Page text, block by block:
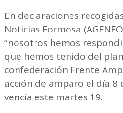
En declaraciones
Noticias Formosa
“nosotros hemos
que hemos tenido del
confederación Frente
acción de amparo el día 8
vencía este martes 19.